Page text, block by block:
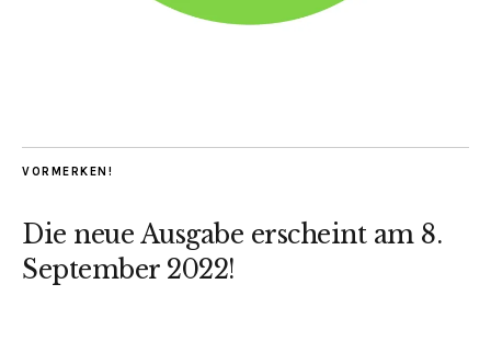
VORMERKEN!
Die neue Ausgabe erscheint am 8.
September 2022!